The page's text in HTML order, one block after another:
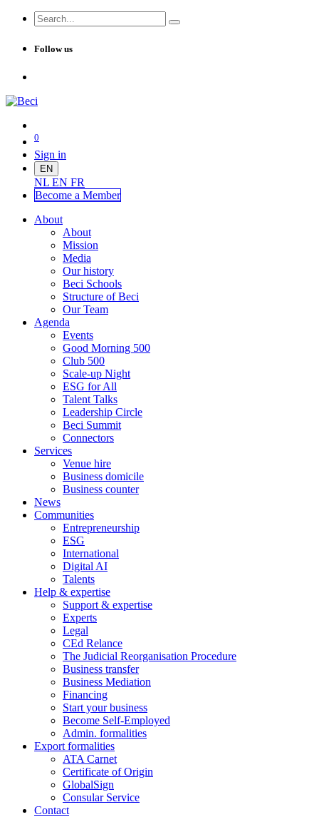
Follow us
0
Sign in
EN
NL EN FR
Become a Member
About
About
Mission
Media
Our history
Beci Schools
Structure of Beci
Our Team
Agenda
Events
Good Morning 500
Club 500
Scale-up Night
ESG for All
Talent Talks
Leadership Circle
Beci Summit
Connectors
Services
Venue hire
Business domicile
Business counter
News
Communities
Entrepreneurship
ESG
International
Digital AI
Talents
Help & expertise
Support & expertise
Experts
Legal
CEd Relance
The Judicial Reorganisation Procedure
Business transfer
Business Mediation
Financing
Start your business
Become Self-Employed
Admin. formalities
Export formalities
ATA Carnet
Certificate of Origin
GlobalSign
Consular Service
Contact